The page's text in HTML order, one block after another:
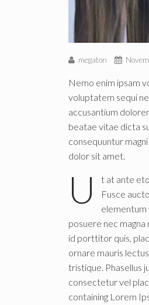
megaton
Nemo enim ipsam
voluptatem sequi
accusantium
beatae vitae dicta
consequuntur
dolor sit amet.
U
t at ante
Fusce
elementum
posuere nec magna
id porttitor quis,
ornare mauris
tristique. Phasellus
consectetur vel
containing Lorem